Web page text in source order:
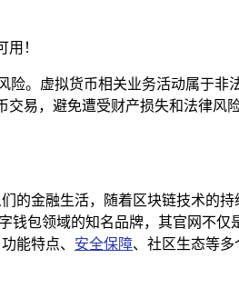
！
险。虚拟货币相关业务活动属于
易，避免遭受财产损失和法律
的金融生活，随着区块链技术的
钱包领域的知名品牌，其官网不
能特点、 安全保障、社区生态等